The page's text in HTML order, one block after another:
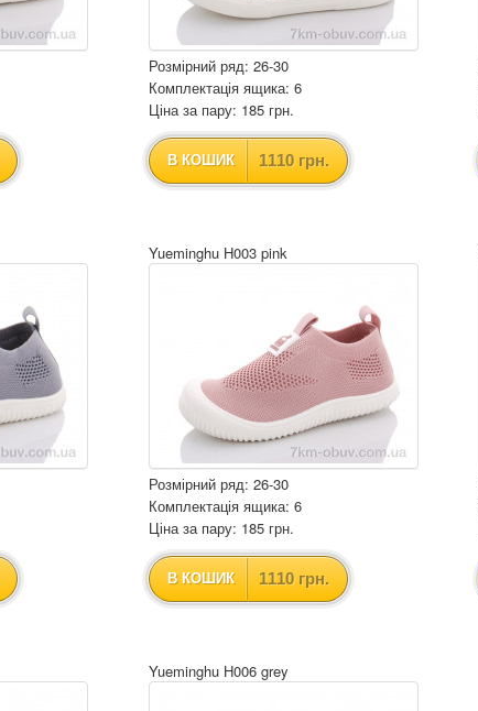
Розмірний ряд: 26-30
Комплектація ящика: 6
Ціна за пару: 185 грн.
В КОШИК 1110 грн.
Yueminghu H003 pink
Розмірний ряд: 26-30
Комплектація ящика: 6
Ціна за пару: 185 грн.
В КОШИК 1110 грн.
Yueminghu H006 grey